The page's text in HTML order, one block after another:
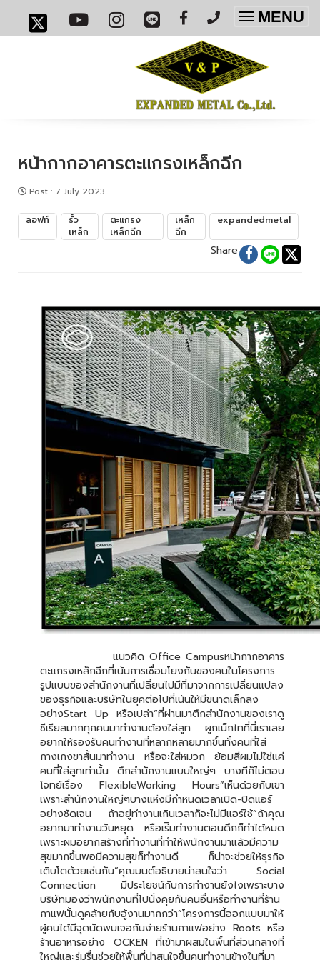
Toggle
MENU
หน้ากากอาคารตะแกรงเหล็กฉีก
Post : 7 July 2023
ลอฟท์
รั้ว
เหล็ก
ตะแกรง
เหล็กฉีก
เหล็ก
ฉีก
expandedmetal
Share
แนวคิด Office Campusหน้ากากอาคาร
ตะแกรงเหล็กฉีกที่เน้นการเชื่อมโยงกันของคนในโครงการ
รูปแบบของสำนักงานที่เปลี่ยนไปมีที่มาจากการเปลี่ยนแปลง
ของธุรกิจและบริษัทในยุคต่อไปที่เน้นให้มีขนาดเล็กลง
อย่างStart Up หรือเปล่า“ที่ผ่านมาตึกสำนักงานของเราดู
ซีเรียสมากทุกคนมาทำงานต้องใส่สูท ผูกเน็กไทที่นี่เราเลย
อยากให้รองรับคนทำงานที่หลากหลายมากขึ้นทั้งคนที่ใส่
กางเกงขาสั้นมาทำงาน หรือจะใส่หมวก ย้อมสีผมไม่ใช่แค่
คนที่ใส่สูทเท่านั้น ตึกสำนักงานแบบใหญ่ๆ บางทีก็ไม่ตอบ
โจทย์เรื่อง FlexibleWorking Hours”เห็นด้วยกับเขา
เพราะสำนักงานใหญ่ๆบางแห่งมีกำหนดเวลาเปิด-ปิดแอร์
อย่างชัดเจน ถ้าอยู่ทำงานเกินเวลาก็จะไม่มีแอร์ใช้“ถ้าคุณ
อยากมาทำงานวันหยุด หรือเร่ิมทำงานตอนดึกก็ทำได้หมด
เพราะผมอยากสร้างที่ทำงานที่ทำให้พนักงานมาแล้วมีความ
สุขมากขึ้นพอมีความสุขก็ทำงานดี ก็น่าจะช่วยให้ธุรกิจ
เติบโตด้วยเช่นกัน”คุณมนต์อธิบายน่าสนใจว่า Social
Connection มีประโยชน์กับการทำงานยังไงเพราะบาง
บริษัทมองว่าพนักงานที่ไปนั่งคุยกับคนอื่นหรือทำงานที่ร้าน
กาแฟนั้นดูคล้ายกับอู้งานมากกว่า“โครงการนี้ออกแบบมาให้
ผู้คนได้มีจุดนัดพบเจอกันง่ายร้านกาแฟอย่าง Roots หรือ
ร้านอาหารอย่าง OCKEN ที่เข้ามาผสมในพื้นที่ส่วนกลางที่
ใหญ่และร่มรื่นช่วยให้พื้นที่น่าสนใจขึ้นคนทำงานข้างในที่มา